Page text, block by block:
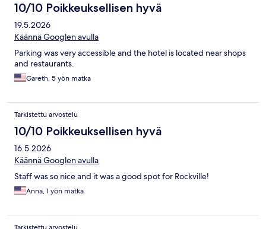
10/10 Poikkeuksellisen hyvä
19.5.2026
Käännä Googlen avulla
Parking was very accessible and the hotel is located near shops
and restaurants.
Gareth, 5 yön matka
Tarkistettu arvostelu
10/10 Poikkeuksellisen hyvä
16.5.2026
Käännä Googlen avulla
Staff was so nice and it was a good spot for Rockville!
Anna, 1 yön matka